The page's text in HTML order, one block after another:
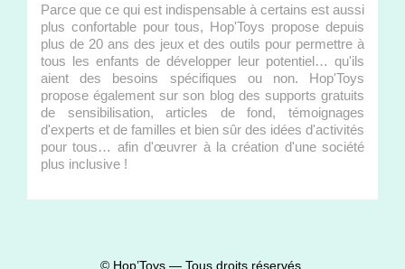
Parce que ce qui est indispensable à certains est aussi
plus confortable pour tous, Hop'Toys propose depuis
plus de 20 ans des jeux et des outils pour permettre à
tous les enfants de développer leur potentiel… qu'ils
aient des besoins spécifiques ou non. Hop'Toys
propose également sur son blog des supports gratuits
de sensibilisation, articles de fond, témoignages
d'experts et de familles et bien sûr des idées d'activités
pour tous… afin d'œuvrer à la création d'une société
plus inclusive !
© Hop’Toys — Tous droits réservés.